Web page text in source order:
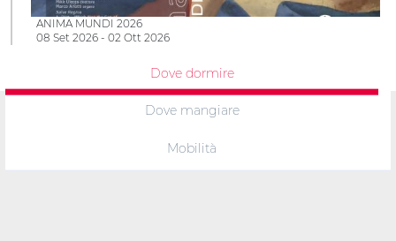
ANIMA MUNDI 2026
08 Set 2026 - 02 Ott 2026
Dove dormire
Dove mangiare
Mobilità